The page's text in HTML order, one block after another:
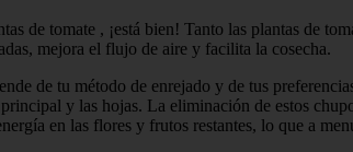
de tomate , ¡está bien! Tanto las plantas de
mejora el flujo de aire y facilita la cosecha.
de tu método de enrejado y de tus
y las hojas. La eliminación de estos
en las flores y frutos restantes, lo que a